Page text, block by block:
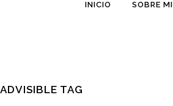
INICIO SOBRE MI
TAG